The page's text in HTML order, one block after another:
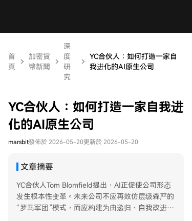
首
頁
加密貨
幣新聞
深
度
研
究
YC合伙人：如何打造一家自
我进化的AI原生公司
YC合伙人：如何打造一家自我进
化的AI原生公司
marsbit發佈於 2026-05-20更新於 2026-05-20
文章摘要
YC合伙人Tom Blomfield提出，AI正促使公司形态
发生根本性变革。未来公司不应再效仿层级森严的
“罗马军团”模式，而应构建为由递归、自我改进的